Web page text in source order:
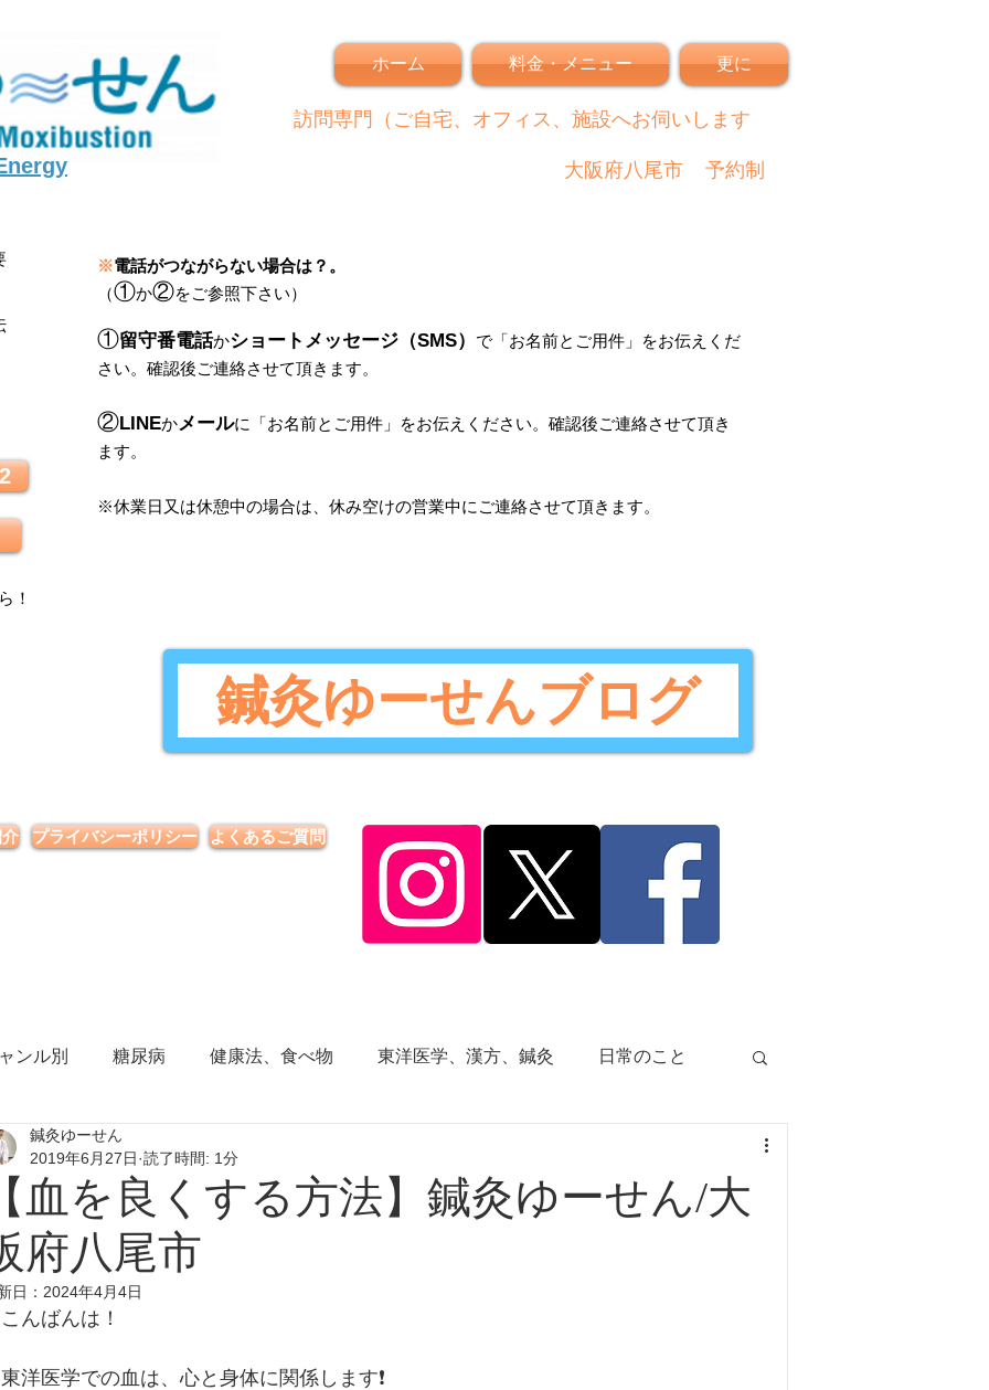
ホーム 料金・メニュー 更に
訪問専門（ご自宅、オフィス、施設へお伺いします
大阪府八尾市 予約制
！
※電話がつながらない場合は？。
（①か②をご参照下さい）
①留守番電話かショートメッセージ（SMS） で 「お名前とご用件 」
をお伝えくだ
さい。 確認後ご連絡させて頂きます。
②LINEかメールに 「お名前とご用件 」 をお伝えください。 確認後ご連絡させて頂き
ます。
​※休業日又は休憩中の場合は、休み空けの営業中にご連絡させて頂きます。
鍼灸ゆーせんブログ
プライバシーポリシー よくあるご質問
ンル別 糖尿病 健康法、食べ物 東洋医学、漢方、鍼灸 日常のこと
東洋思想
血圧の症状 頭部の症状
睡眠障害、不眠症
血を良くする方法】鍼灸ゆーせん/大
府八尾市
鍼灸ゆーせん
2019年6月27日 読了時間: 1分
日： 2024年4月4日
こんばんは！
東洋医学での血は、心と身体に関係します❗️